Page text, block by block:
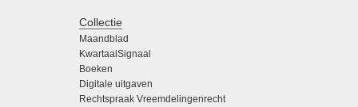
Collectie
Maandblad
KwartaalSignaal
Boeken
Digitale uitgaven
Rechtspraak Vreemdelingenrecht